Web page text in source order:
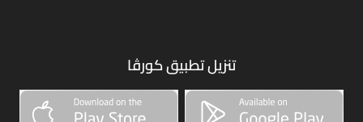
تنزيل تطبيق كورڤا